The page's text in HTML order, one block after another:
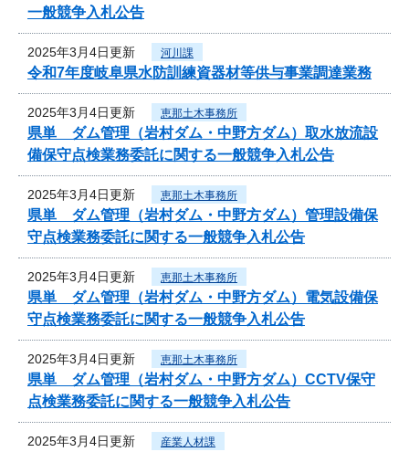
一般競争入札公告
2025年3月4日更新 河川課
令和7年度岐阜県水防訓練資器材等供与事業調達業務
2025年3月4日更新 恵那土木事務所
県単 ダム管理（岩村ダム・中野方ダム）取水放流設
備保守点検業務委託に関する一般競争入札公告
2025年3月4日更新 恵那土木事務所
県単 ダム管理（岩村ダム・中野方ダム）管理設備保
守点検業務委託に関する一般競争入札公告
2025年3月4日更新 恵那土木事務所
県単 ダム管理（岩村ダム・中野方ダム）電気設備保
守点検業務委託に関する一般競争入札公告
2025年3月4日更新 恵那土木事務所
県単 ダム管理（岩村ダム・中野方ダム）CCTV保守
点検業務委託に関する一般競争入札公告
2025年3月4日更新 産業人材課